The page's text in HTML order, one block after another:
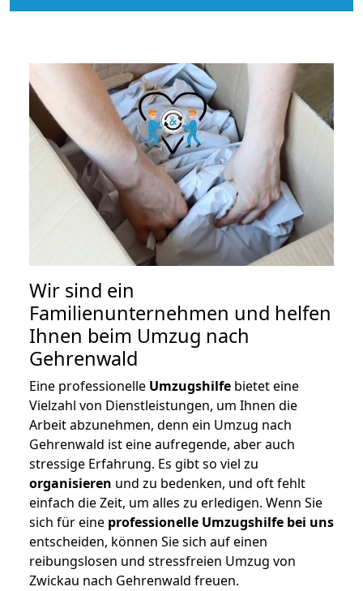
Wir sind ein
Familienunternehmen und helfen
Ihnen beim Umzug nach
Gehrenwald
Eine professionelle Umzugshilfe bietet eine
Vielzahl von Dienstleistungen, um Ihnen die
Arbeit abzunehmen, denn ein Umzug nach
Gehrenwald ist eine aufregende, aber auch
stressige Erfahrung. Es gibt so viel zu
organisieren und zu bedenken, und oft fehlt
einfach die Zeit, um alles zu erledigen. Wenn Sie
sich für eine professionelle Umzugshilfe bei uns
entscheiden, können Sie sich auf einen
reibungslosen und stressfreien Umzug von
Zwickau nach Gehrenwald freuen.